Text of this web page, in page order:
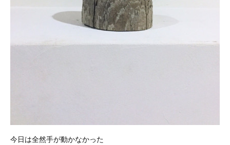
今日は全然手が動かなかった